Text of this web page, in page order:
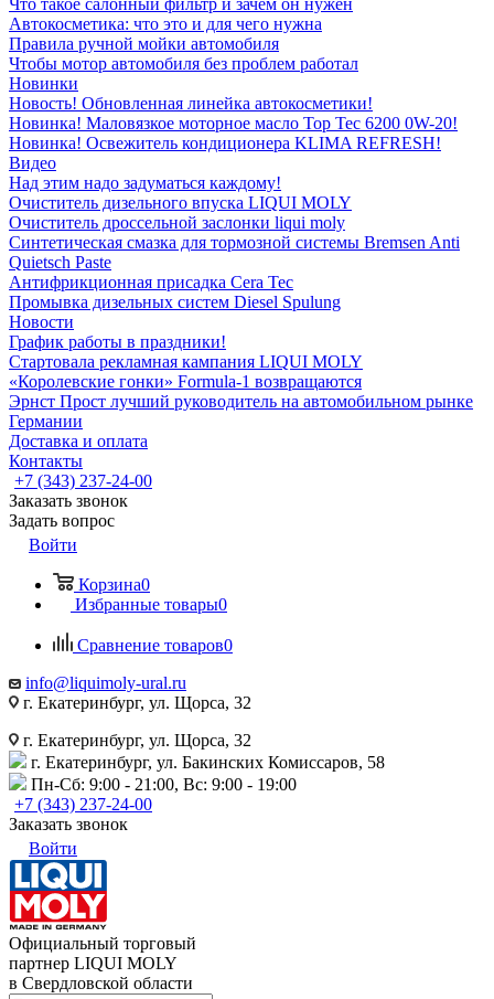
Что такое салонный фильтр и зачем он нужен
Автокосметика: что это и для чего нужна
Правила ручной мойки автомобиля
Чтобы мотор автомобиля без проблем работал
Новинки
Новость! Обновленная линейка автокосметики!
Новинка! Маловязкое моторное масло Top Tec 6200 0W-20!
Новинка! Освежитель кондиционера KLIMA REFRESH!
Видео
Над этим надо задуматься каждому!
Очиститель дизельного впуска LIQUI MOLY
Очиститель дроссельной заслонки liqui moly
Синтетическая смазка для тормозной системы Bremsen Anti
Quietsch Paste
Антифрикционная присадка Cera Tec
Промывка дизельных систем Diesel Spulung
Новости
График работы в праздники!
Стартовала рекламная кампания LIQUI MOLY
«Королевские гонки» Formula-1 возвращаются
Эрнст Прост лучший руководитель на автомобильном рынке
Германии
Доставка и оплата
Контакты
+7 (343) 237-24-00
Заказать звонок
Задать вопрос
Войти
Корзина0
Избранные товары0
Сравнение товаров0
info@liquimoly-ural.ru
г. Екатеринбург, ул. Щорса, 32
г. Екатеринбург, ул. Щорса, 32
г. Екатеринбург, ул. Бакинских Комиссаров, 58
Пн-Сб: 9:00 - 21:00, Вс: 9:00 - 19:00
+7 (343) 237-24-00
Заказать звонок
Войти
Официальный торговый
партнер LIQUI MOLY
в Свердловской области